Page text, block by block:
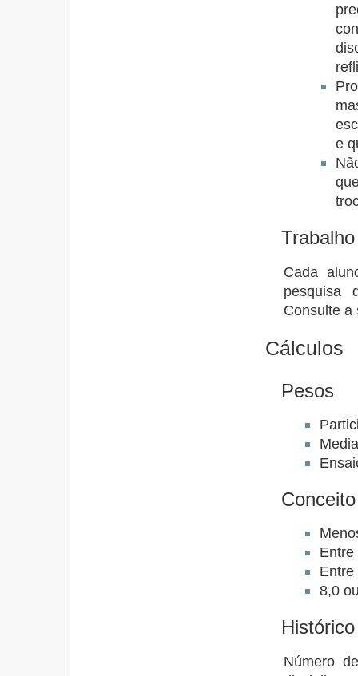
e
Cada
pesquisa
Consulte a
Cálculos
Pesos
8,0
Número